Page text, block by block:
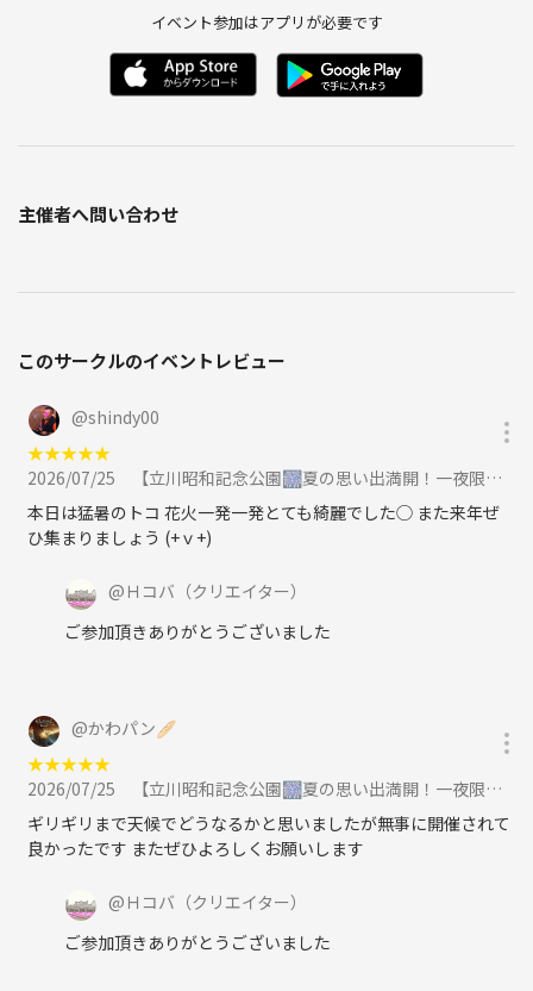
イベント参加はアプリが必要です
主催者へ問い合わせ
このサークルのイベントレビュー
@shindy00
★★★★★
2026/07/25
【立川昭和記念公園🎆夏の思い出満開！一夜限りの花火スペシャルに参加
本日は猛暑のトコ 花火一発一発とても綺麗でした◯ また来年ぜ
ひ集まりましょう (+ｖ+)
@ Ｈコバ （クリエイター）
ご参加頂きありがとうございました
@かわパン🥖
★★★★★
2026/07/25
【立川昭和記念公園🎆夏の思い出満開！一夜限りの花火スペシャルに参加
ギリギリまで天候でどうなるかと思いましたが無事に開催されて
良かったです またぜひよろしくお願いします
@ Ｈコバ （クリエイター）
ご参加頂きありがとうございました